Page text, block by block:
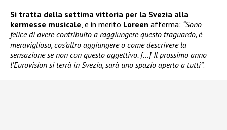
Si tratta della settima vittoria per la Svezia alla
kermesse musicale, e in merito Loreen afferma: “Sono
felice di avere contribuito a raggiungere questo traguardo, è
meraviglioso, cos’altro aggiungere o come descrivere la
sensazione se non con questo aggettivo. […] Il prossimo anno
l’Eurovision si terrà in Svezia, sarà uno spazio aperto a tutti”.